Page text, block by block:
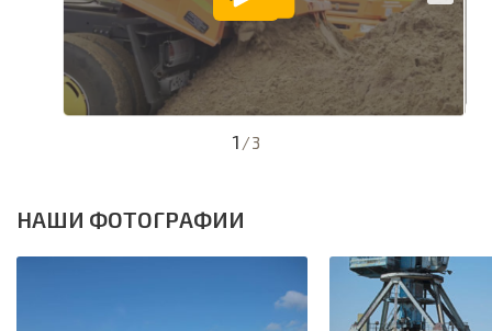
1 /3
НАШИ ФОТОГРАФИИ